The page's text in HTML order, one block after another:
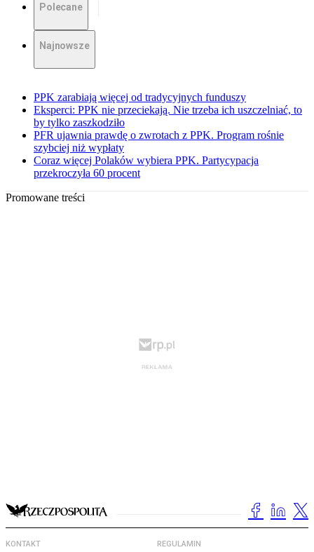
Polecane
Najnowsze
PPK zarabiają więcej od tradycyjnych funduszy
Eksperci: PPK nie przeciekają. Nie trzeba ich uszczelniać, to
by tylko zaszkodziło
PFR ujawnia prawdę o zwrotach z PPK. Program rośnie
szybciej niż wypłaty
Coraz więcej Polaków wybiera PPK. Partycypacja
przekroczyła 60 procent
Promowane treści
KONTAKT REGULAMIN